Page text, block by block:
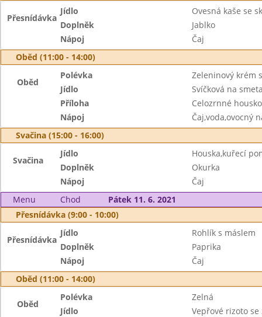
Přesnídávka
Jídlo
Ovesná kaše se
Doplněk
Jablko
Nápoj
Čaj
Oběd (11:00 - 14:00)
Oběd
Polévka
Zeleninový krém
Jídlo
Svíčková na
Příloha
Celozrnné
Nápoj
Čaj,voda,ovocný
Svačina (15:00 - 16:00)
Svačina
Jídlo
Houska,kuřecí
Doplněk
Okurka
Nápoj
Čaj
Menu
Chod
Pátek 11. 6. 2021
Přesnídávka (9:00 - 10:00)
Přesnídávka
Jídlo
Rohlík s máslem
Doplněk
Paprika
Nápoj
Čaj
Oběd (11:00 - 14:00)
Oběd
Polévka
Zelná
Jídlo
Vepřové rizoto